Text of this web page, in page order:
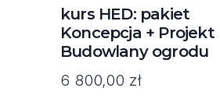
kurs HED: pakiet
Koncepcja + Projekt
Budowlany ogrodu
6 800,00 zł